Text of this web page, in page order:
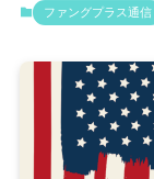
ファングプラス通信